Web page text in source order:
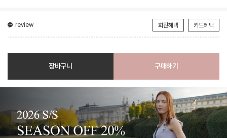
review 회원혜택 카드혜택
장바구니 구매하기